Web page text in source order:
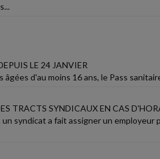
LE 24 JANVIER
âgées d'au moins 16 ans, le Pass
TRACTS SYNDICAUX EN CAS
syndicat a fait assigner un